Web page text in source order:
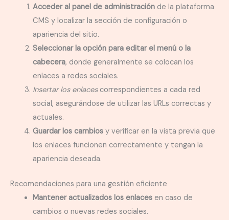
Acceder al panel de administraciónde la plataforma
CMS y localizar la sección de configuración o
apariencia del sitio.
Seleccionar la opción para editar el menú o la
cabecera, donde generalmente se colocan los
enlaces a redes sociales.
Insertar los enlacescorrespondientes a cada red
social, asegurándose de utilizar las URLs correctas y
actuales.
Guardar los cambiosy verificar en la vista previa que
los enlaces funcionen correctamente y tengan la
apariencia deseada.
Recomendaciones para una gestión eficiente
Mantener actualizados los enlacesen caso de
cambios o nuevas redes sociales.